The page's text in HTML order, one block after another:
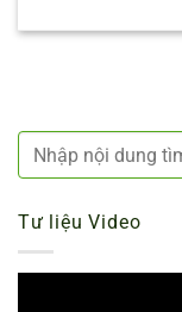
Tư liệu Video